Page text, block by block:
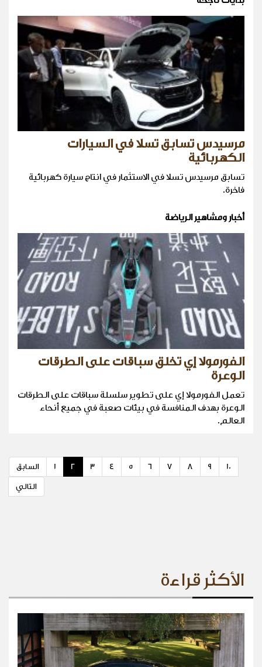
مرسيدس تسابق تسلا في السيارات
الكهربائية
تسابق مرسيدس تسلا في الاستثمار في انتاج سيارة كهربائية
فاخرة.
أخبار ومشاهير الرياضة
الفورمولا إي تخلق سباقات على الطرقات
الوعرة
تعمل الفورمولا إي على تطوير سلسلة سباقات على الطرقات
الوعرة بهدف المنافسة في بيئات صعبة في جميع أنحاء
العالم.
السابق 1 2 3 4 5 6 7 8 9 10
التالي
الأكثر قراءة